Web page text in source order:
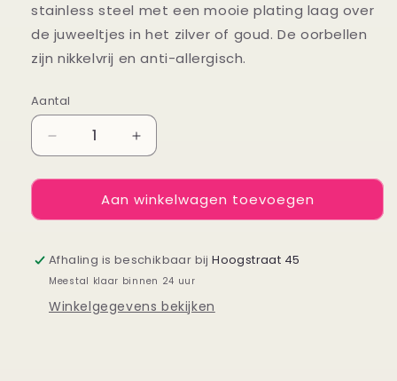
stainless steel met een mooie plating laag over
de juweeltjes in het zilver of goud. De oorbellen
zijn nikkelvrij en anti-allergisch.
Aantal
Aantal
Aantal
verlagen
voor
Oorbellen
Hammered
-
12
goud
Aantal
verhogen
voor
Oorbellen
Hammered
-
goud
Aan winkelwagen toevoegen
Afhaling is beschikbaar bijHoogstraat 45
Meestal klaar binnen 24 uur
Winkelgegevens bekijken